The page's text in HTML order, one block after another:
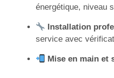
énergétique, niveau
Installation
service avec
Mise en main et